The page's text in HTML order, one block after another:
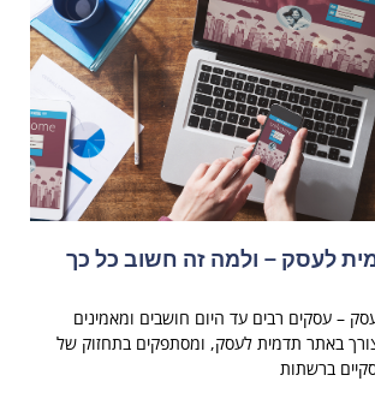
לעסק – ולמה זה חשוב כל כך
– עסקים רבים עד היום חושבים ומאמינים
באתר תדמית לעסק, ומסתפקים בתחזוק של
ברשתות